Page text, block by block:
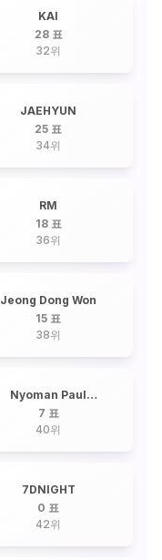
KAI
28 표
32위
JAEHYUN
25 표
34위
RM
18 표
36위
Jeong Dong Won
15 표
38위
Nyoman Paul
Fernando Aro
7 표
40위
7DNIGHT
0 표
42위